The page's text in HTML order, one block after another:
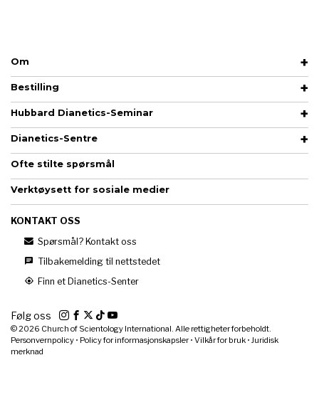
Om
Bestilling
Hubbard Dianetics-Seminar
Dianetics-Sentre
Ofte stilte spørsmål
Verktøysett for sosiale medier
KONTAKT OSS
Spørsmål? Kontakt oss
Tilbakemelding til nettstedet
Finn et Dianetics-Senter
Følg oss
© 2026 Church of Scientology International. Alle rettigheter forbeholdt.
Personvernpolicy • Policy for informasjonskapsler• Vilkår for bruk • Juridisk
merknad